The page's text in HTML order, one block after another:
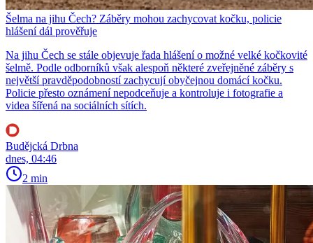
Šelma na jihu Čech? Záběry mohou zachycovat kočku, policie
hlášení dál prověřuje
Na jihu Čech se stále objevuje řada hlášení o možné velké kočkovité
šelmě. Podle odborníků však alespoň některé zveřejněné záběry s
největší pravděpodobností zachycují obyčejnou domácí kočku.
Policie přesto oznámení nepodceňuje a kontroluje i fotografie a
videa šířená na sociálních sítích.
Budějcká Drbna
dnes, 04:46
2 min